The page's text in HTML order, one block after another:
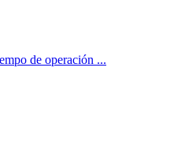
de operación ...